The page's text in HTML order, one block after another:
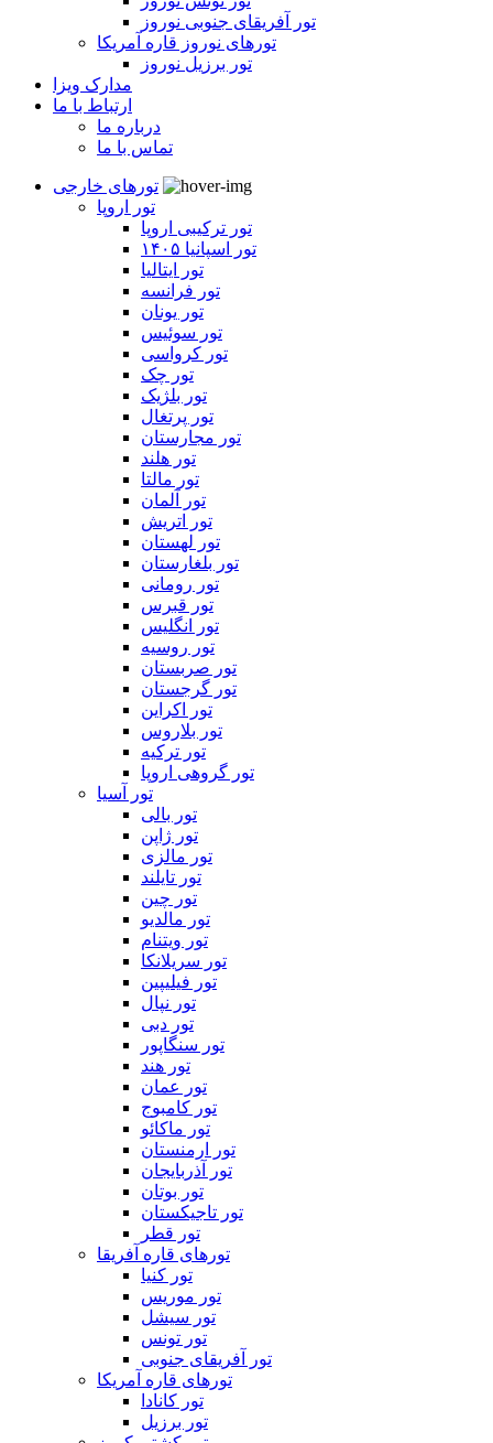
تور آفریقای جنوبی نوروز
تورهای نوروز قاره آمریکا
تور برزیل نوروز
مدارک ویزا
ارتباط با ما
درباره ما
تماس با ما
تورهای خارجی
تور اروپا
تور ترکیبی اروپا
تور اسپانیا ۱۴۰۵
تور ایتالیا
تور فرانسه
تور یونان
تور سوئیس
تور کرواسی
تور چک
تور بلژیک
تور پرتغال
تور مجارستان
تور هلند
تور مالتا
تور آلمان
تور اتریش
تور لهستان
تور بلغارستان
تور رومانی
تور قبرس
تور انگلیس
تور روسیه
تور صربستان
تور گرجستان
تور اکراین
تور بلاروس
تور ترکیه
تور گروهی اروپا
تور آسیا
تور بالی
تور ژاپن
تور مالزی
تور تایلند
تور چین
تور مالدیو
تور ویتنام
تور سریلانکا
تور فیلیپین
تور نپال
تور دبی
تور سنگاپور
تور هند
تور عمان
تور کامبوج
تور ماکائو
تور ارمنستان
تور آذربایجان
تور بوتان
تور تاجیکستان
تور قطر
تورهای قاره آفریقا
تور کنیا
تور موریس
تور سیشل
تور تونس
تور آفریقای جنوبی
تورهای قاره آمریکا
تور کانادا
تور برزیل